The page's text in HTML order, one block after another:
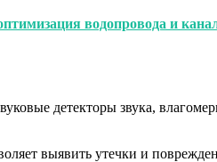
водопровода и
детекторы звука,
выявить утечки и